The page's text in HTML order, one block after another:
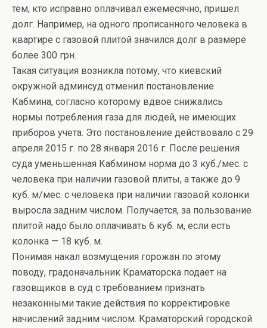
тем, кто исправно оплачивал ежемесячно, пришел
долг. Например, на одного прописанного человека в
квартире с газовой плитой значился долг в размере
более 300 грн.
Такая ситуация возникла потому, что киевский
окружной админсуд отменил постановление
Кабмина, согласно которому вдвое снижались
нормы потребления газа для людей, не имеющих
приборов учета. Это постановление действовало с 29
апреля 2015 г. по 28 января 2016 г. После решения
суда уменьшенная Кабмином норма до 3 куб./мес. с
человека при наличии газовой плиты, а также до 9
куб. м/мес. с человека при наличии газовой колонки
выросла задним числом. Получается, за пользование
плитой надо было оплачивать 6 куб. м, если есть
колонка — 18 куб. м.
Понимая накал возмущения горожан по этому
поводу, градоначальник Краматорска подает на
газовщиков в суд с требованием признать
незаконными такие действия по корректировке
начислений задним числом. Краматорский городской